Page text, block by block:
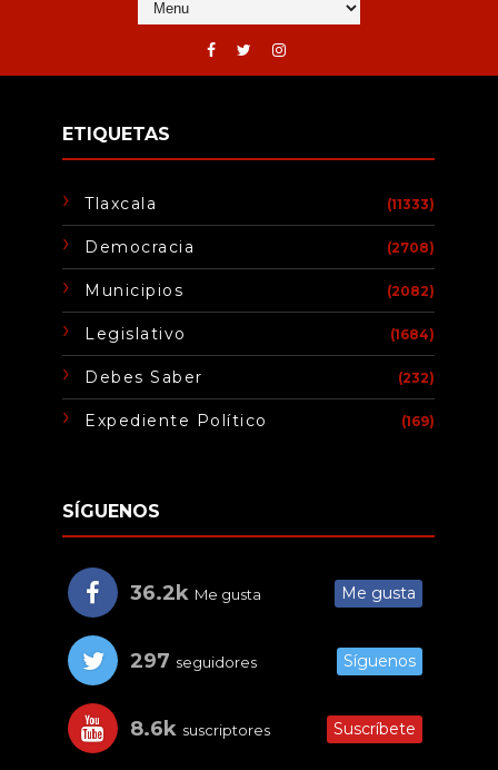
ETIQUETAS
Tlaxcala (11333)
Democracia (2708)
Municipios (2082)
Legislativo (1684)
Debes Saber (232)
Expediente Político (169)
SÍGUENOS
36.2k Me gusta Me gusta
297 seguidores Síguenos
8.6k suscriptores Suscríbete